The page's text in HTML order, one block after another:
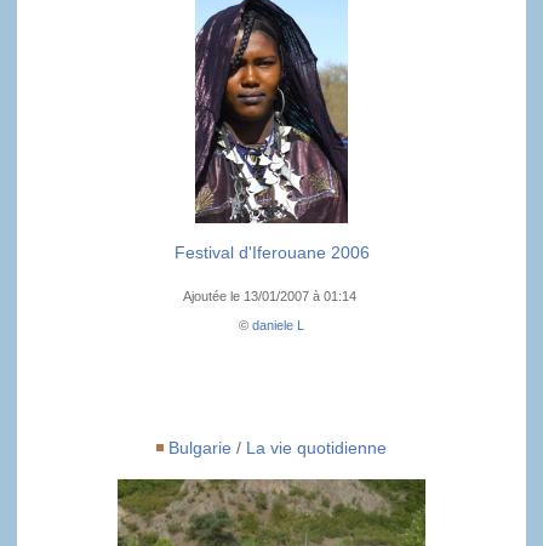
Festival d'Iferouane 2006
Ajoutée le 13/01/2007 à 01:14
© daniele L
Bulgarie / La vie quotidienne